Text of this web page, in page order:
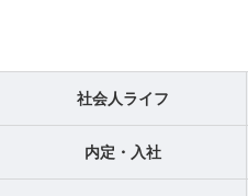
社会人ライフ
内定・入社